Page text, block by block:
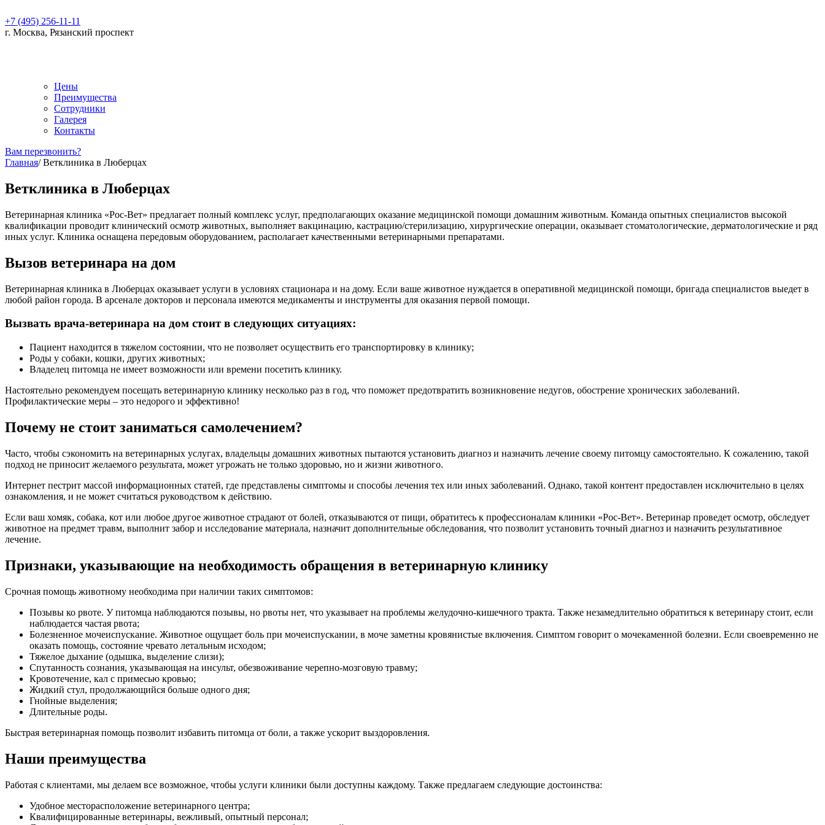
+7 (495) 256-11-11
г. Москва, Рязанский проспект
Цены
Преимущества
Сотрудники
Галерея
Контакты
Вам перезвонить?
Главная/ Ветклиника в Люберцах
Ветклиника в Люберцах
Ветеринарная клиника «Рос-Вет» предлагает полный комплекс услуг, предполагающих оказание медицинской помощи домашним животным. Команда опытных специалистов высокой
квалификации проводит клинический осмотр животных, выполняет вакцинацию, кастрацию/стерилизацию, хирургические операции, оказывает стоматологические, дерматологические и ряд
иных услуг. Клиника оснащена передовым оборудованием, располагает качественными ветеринарными препаратами.
Вызов ветеринара на дом
Ветеринарная клиника в Люберцах оказывает услуги в условиях стационара и на дому. Если ваше животное нуждается в оперативной медицинской помощи, бригада специалистов выедет в
любой район города. В арсенале докторов и персонала имеются медикаменты и инструменты для оказания первой помощи.
Вызвать врача-ветеринара на дом стоит в следующих ситуациях:
Пациент находится в тяжелом состоянии, что не позволяет осуществить его транспортировку в клинику;
Роды у собаки, кошки, других животных;
Владелец питомца не имеет возможности или времени посетить клинику.
Настоятельно рекомендуем посещать ветеринарную клинику несколько раз в год, что поможет предотвратить возникновение недугов, обострение хронических заболеваний.
Профилактические меры – это недорого и эффективно!
Почему не стоит заниматься самолечением?
Часто, чтобы сэкономить на ветеринарных услугах, владельцы домашних животных пытаются установить диагноз и назначить лечение своему питомцу самостоятельно. К сожалению, такой
подход не приносит желаемого результата, может угрожать не только здоровью, но и жизни животного.
Интернет пестрит массой информационных статей, где представлены симптомы и способы лечения тех или иных заболеваний. Однако, такой контент предоставлен исключительно в целях
ознакомления, и не может считаться руководством к действию.
Если ваш хомяк, собака, кот или любое другое животное страдают от болей, отказываются от пищи, обратитесь к профессионалам клиники «Рос-Вет». Ветеринар проведет осмотр, обследует
животное на предмет травм, выполнит забор и исследование материала, назначит дополнительные обследования, что позволит установить точный диагноз и назначить результативное
лечение.
Признаки, указывающие на необходимость обращения в ветеринарную клинику
Срочная помощь животному необходима при наличии таких симптомов:
Позывы ко рвоте. У питомца наблюдаются позывы, но рвоты нет, что указывает на проблемы желудочно-кишечного тракта. Также незамедлительно обратиться к ветеринару стоит, если
наблюдается частая рвота;
Болезненное мочеиспускание. Животное ощущает боль при мочеиспускании, в моче заметны кровянистые включения. Симптом говорит о мочекаменной болезни. Если своевременно не
оказать помощь, состояние чревато летальным исходом;
Тяжелое дыхание (одышка, выделение слизи);
Спутанность сознания, указывающая на инсульт, обезвоживание черепно-мозговую травму;
Кровотечение, кал с примесью кровью;
Жидкий стул, продолжающийся больше одного дня;
Гнойные выделения;
Длительные роды.
Быстрая ветеринарная помощь позволит избавить питомца от боли, а также ускорит выздоровления.
Наши преимущества
Работая с клиентами, мы делаем все возможное, чтобы услуги клиники были доступны каждому. Также предлагаем следующие достоинства:
Удобное месторасположение ветеринарного центра;
Квалифицированные ветеринары, вежливый, опытный персонал;